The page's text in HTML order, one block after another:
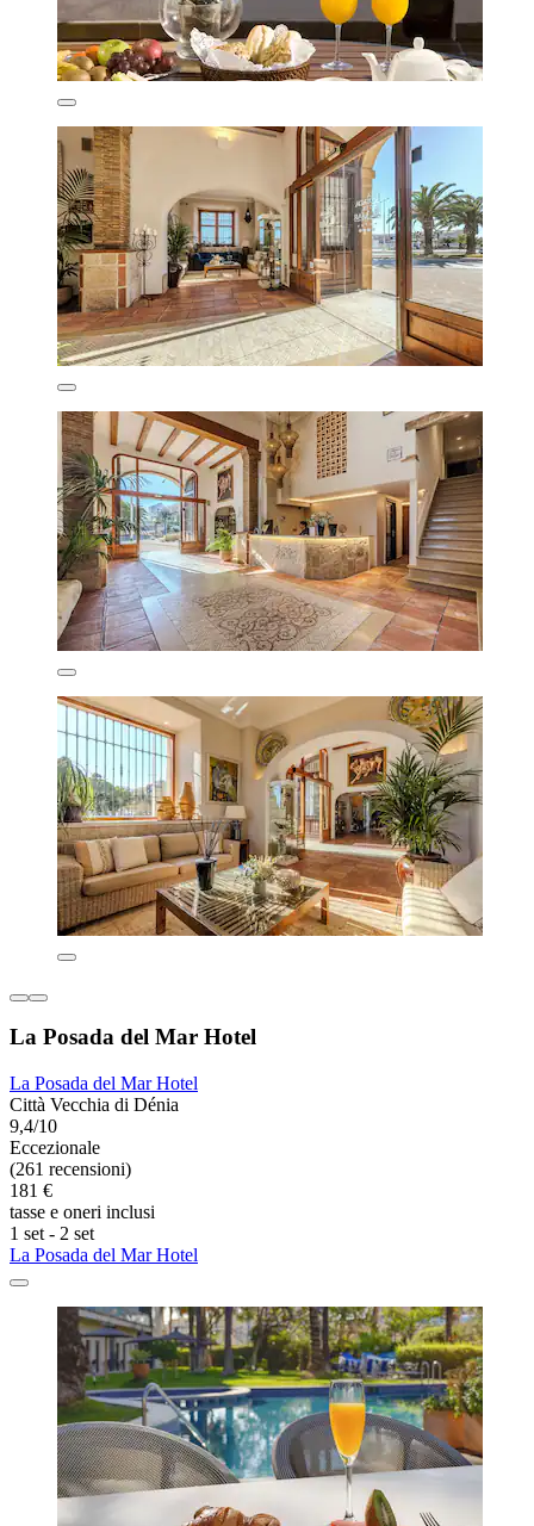
La Posada del Mar Hotel
La Posada del Mar Hotel
Città Vecchia di Dénia
9,4/10
Eccezionale
(261 recensioni)
181 €
tasse e oneri inclusi
1 set - 2 set
La Posada del Mar Hotel